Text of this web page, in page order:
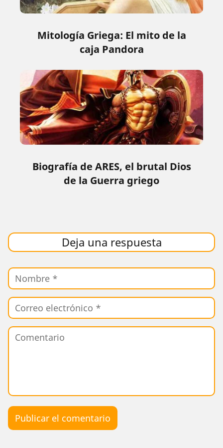
Mitología Griega: El mito de la
caja Pandora
Biografía de ARES, el brutal Dios
de la Guerra griego
Deja una respuesta